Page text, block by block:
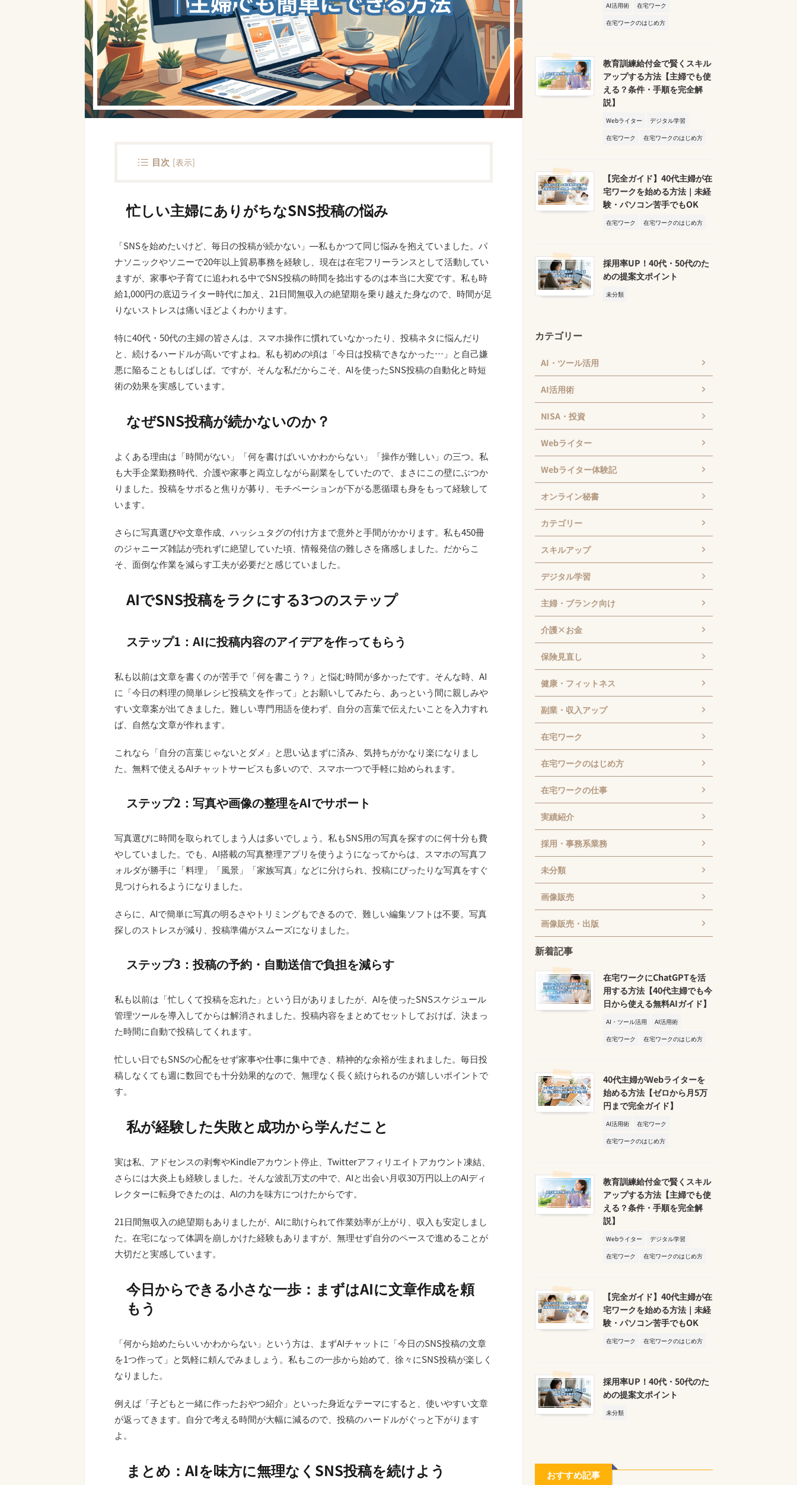
目次 [表示]
忙しい主婦にありがちなSNS投稿の悩み
「SNSを始めたいけど、毎日の投稿が続かない」―私もかつて同じ悩みを抱えていました。パ
ナソニックやソニーで20年以上貿易事務を経験し、現在は在宅フリーランスとして活動してい
ますが、家事や子育てに追われる中でSNS投稿の時間を捻出するのは本当に大変です。私も時
給1,000円の底辺ライター時代に加え、21日間無収入の絶望期を乗り越えた身なので、時間が足
りないストレスは痛いほどよくわかります。
特に40代・50代の主婦の皆さんは、スマホ操作に慣れていなかったり、投稿ネタに悩んだり
と、続けるハードルが高いですよね。私も初めの頃は「今日は投稿できなかった…」と自己嫌
悪に陥ることもしばしば。ですが、そんな私だからこそ、AIを使ったSNS投稿の自動化と時短
術の効果を実感しています。
なぜSNS投稿が続かないのか？
よくある理由は「時間がない」「何を書けばいいかわからない」「操作が難しい」の三つ。私
も大手企業勤務時代、介護や家事と両立しながら副業をしていたので、まさにこの壁にぶつか
りました。投稿をサボると焦りが募り、モチベーションが下がる悪循環も身をもって経験して
います。
さらに写真選びや文章作成、ハッシュタグの付け方まで意外と手間がかかります。私も450冊
のジャニーズ雑誌が売れずに絶望していた頃、情報発信の難しさを痛感しました。だからこ
そ、面倒な作業を減らす工夫が必要だと感じていました。
AIでSNS投稿をラクにする3つのステップ
ステップ1：AIに投稿内容のアイデアを作ってもらう
私も以前は文章を書くのが苦手で「何を書こう？」と悩む時間が多かったです。そんな時、AI
に「今日の料理の簡単レシピ投稿文を作って」とお願いしてみたら、あっという間に親しみや
すい文章案が出てきました。難しい専門用語を使わず、自分の言葉で伝えたいことを入力すれ
ば、自然な文章が作れます。
これなら「自分の言葉じゃないとダメ」と思い込まずに済み、気持ちがかなり楽になりまし
た。無料で使えるAIチャットサービスも多いので、スマホ一つで手軽に始められます。
ステップ2：写真や画像の整理をAIでサポート
写真選びに時間を取られてしまう人は多いでしょう。私もSNS用の写真を探すのに何十分も費
やしていました。でも、AI搭載の写真整理アプリを使うようになってからは、スマホの写真フ
ォルダが勝手に「料理」「風景」「家族写真」などに分けられ、投稿にぴったりな写真をすぐ
見つけられるようになりました。
さらに、AIで簡単に写真の明るさやトリミングもできるので、難しい編集ソフトは不要。写真
探しのストレスが減り、投稿準備がスムーズになりました。
ステップ3：投稿の予約・自動送信で負担を減らす
私も以前は「忙しくて投稿を忘れた」という日がありましたが、AIを使ったSNSスケジュール
管理ツールを導入してからは解消されました。投稿内容をまとめてセットしておけば、決まっ
た時間に自動で投稿してくれます。
忙しい日でもSNSの心配をせず家事や仕事に集中でき、精神的な余裕が生まれました。毎日投
稿しなくても週に数回でも十分効果的なので、無理なく長く続けられるのが嬉しいポイントで
す。
私が経験した失敗と成功から学んだこと
実は私、アドセンスの剥奪やKindleアカウント停止、Twitterアフィリエイトアカウント凍結、
さらには大炎上も経験しました。そんな波乱万丈の中で、AIと出会い月収30万円以上のAIディ
レクターに転身できたのは、AIの力を味方につけたからです。
21日間無収入の絶望期もありましたが、AIに助けられて作業効率が上がり、収入も安定しまし
た。在宅になって体調を崩しかけた経験もありますが、無理せず自分のペースで進めることが
大切だと実感しています。
今日からできる小さな一歩：まずはAIに文章作成を頼
もう
「何から始めたらいいかわからない」という方は、まずAIチャットに「今日のSNS投稿の文章
を1つ作って」と気軽に頼んでみましょう。私もこの一歩から始めて、徐々にSNS投稿が楽しく
なりました。
例えば「子どもと一緒に作ったおやつ紹介」といった身近なテーマにすると、使いやすい文章
が返ってきます。自分で考える時間が大幅に減るので、投稿のハードルがぐっと下がります
よ。
まとめ：AIを味方に無理なくSNS投稿を続けよう
AI活用術
在宅ワーク
在宅ワークのはじめ方
教育訓練給付金で賢くスキル
アップする方法【主婦でも使
える？条件・手順を完全解
説】
Webライター
デジタル学習
在宅ワーク
在宅ワークのはじめ方
【完全ガイド】40代主婦が在
宅ワークを始める方法｜未経
験・パソコン苦手でもOK
在宅ワーク 在宅ワークのはじめ方
採用率UP！40代・50代のた
めの提案文ポイント
未分類
カテゴリー
AI・ツール活用
AI活用術
NISA・投資
Webライター
Webライター体験記
オンライン秘書
カテゴリー
スキルアップ
デジタル学習
主婦・ブランク向け
介護×お金
保険見直し
健康・フィットネス
副業・収入アップ
在宅ワーク
在宅ワークのはじめ方
在宅ワークの仕事
実績紹介
採用・事務系業務
未分類
画像販売
画像販売・出版
新着記事
在宅ワークにChatGPTを活
用する方法【40代主婦でも今
日から使える無料AIガイド】
AI・ツール活用
AI活用術
在宅ワーク
在宅ワークのはじめ方
40代主婦がWebライターを
始める方法【ゼロから月5万
円まで完全ガイド】
AI活用術
在宅ワーク
在宅ワークのはじめ方
教育訓練給付金で賢くスキル
アップする方法【主婦でも使
える？条件・手順を完全解
説】
Webライター
デジタル学習
在宅ワーク
在宅ワークのはじめ方
【完全ガイド】40代主婦が在
宅ワークを始める方法｜未経
験・パソコン苦手でもOK
在宅ワーク 在宅ワークのはじめ方
採用率UP！40代・50代のた
めの提案文ポイント
未分類
おすすめ記事